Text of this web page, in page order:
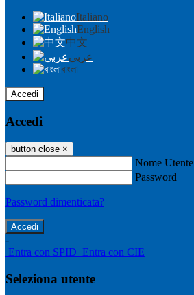
Italiano
English
中文
عربى
বাংলা
Accedi
Accedi
button close ×
Nome Utente
Password
Password dimenticata?
-
Entra con SPID Entra con CIE
Seleziona utente